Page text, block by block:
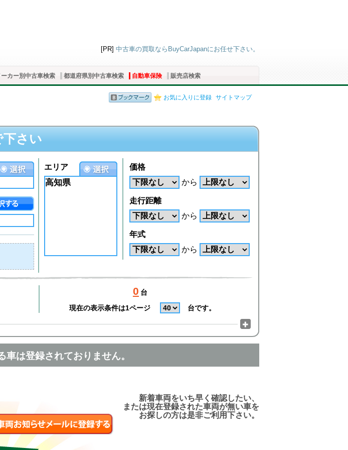
[PR] 中古車の買取ならBuyCarJapanにお任せ下さい。
ーカー別中古車検索 都道府県別中古車検索 自動車保険 販売店検索
お気に入りに登録 サイトマップ
下さい
エリア
高知県
価格
から
走行距離
から
年式
から
0 台
現在の表示条件は1ページ
台です。
は登録されておりません。
新着車両をいち早く確認したい、
または現在登録された車両が無い車を
お探しの方は是非ご利用下さい。